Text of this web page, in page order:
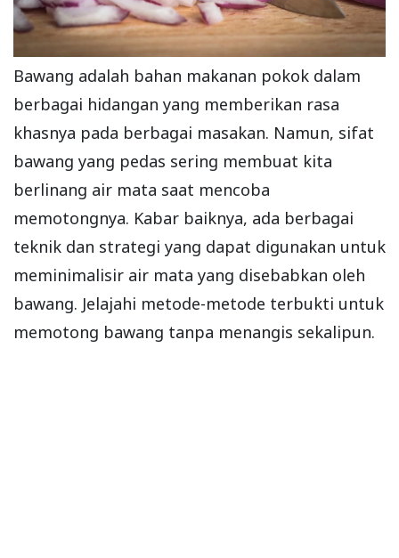
Bawang adalah bahan makanan pokok dalam
berbagai hidangan yang memberikan rasa
khasnya pada berbagai masakan. Namun, sifat
bawang yang pedas sering membuat kita
berlinang air mata saat mencoba
memotongnya. Kabar baiknya, ada berbagai
teknik dan strategi yang dapat digunakan untuk
meminimalisir air mata yang disebabkan oleh
bawang. Jelajahi metode-metode terbukti untuk
memotong bawang tanpa menangis sekalipun.